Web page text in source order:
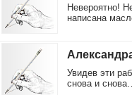
Невероятно!
написана
Увидев эти
снова и